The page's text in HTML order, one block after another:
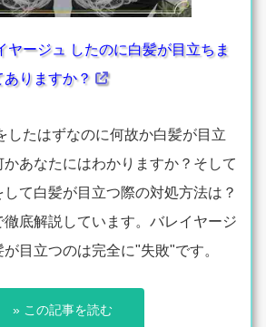
ヤージュ したのに白髪が目立ちま
りますか？
したはずなのに何故か白髪が目立
あなたにはわかりますか？そして
て白髪が目立つ際の対処方法は？
徹底解説しています。バレイヤージ
目立つのは完全に"失敗"です。
» この記事を読む